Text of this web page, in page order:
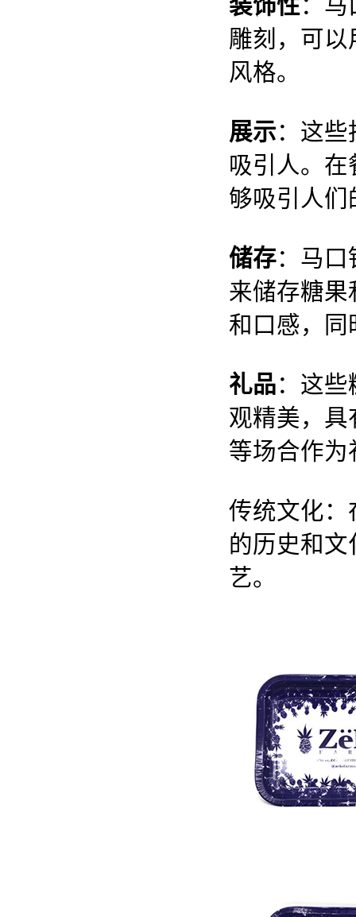
装饰性：
雕刻，可
风格。
展示：这
吸引人。
够吸引人们
储存：马
来储存糖果
和口感，同
礼品：这
观精美，具
等场合作为
传统文化：
的历史和
艺。